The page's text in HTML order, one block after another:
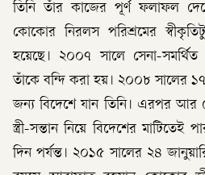
তিনি তাঁর কাজের পূর্ণ ফলাফল
কোকোর নিরলস পরিশ্রমের
হয়েছে। ২০০৭ সালে সেনা-সমর্থিত
তাঁকে বন্দি করা হয়। ২০০৮ সালের
জন্য বিদেশে যান তিনি। এরপর আর
স্ত্রী-সন্তান নিয়ে বিদেশের
দিন পর্যন্ত। ২০১৫ সালের ২৪